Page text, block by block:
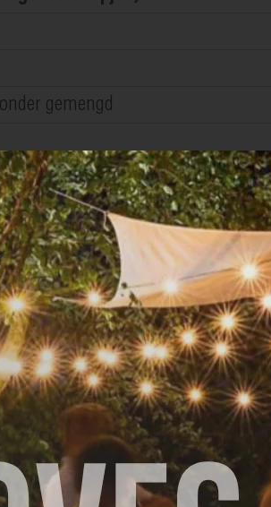
gemengd
Versnipper de sla. Hak de
in blokjes en roerbak ze in
veganaise. Vul met warme
ze in een oven op 65° om